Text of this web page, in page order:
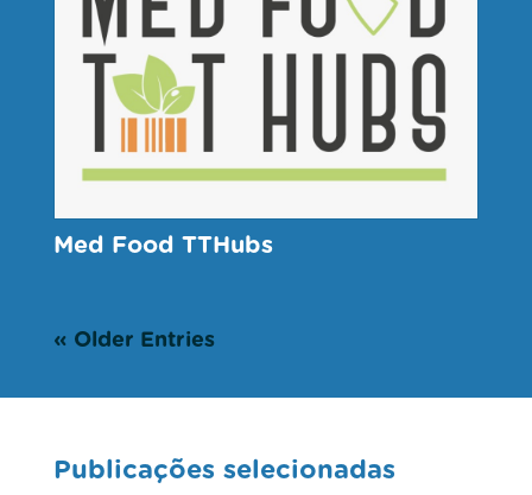
Med Food TTHubs
« Older Entries
Publicações selecionadas